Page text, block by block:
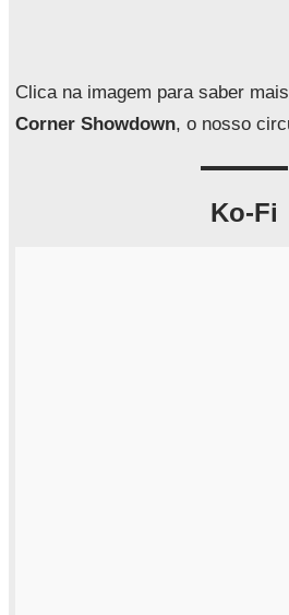
a
Clica na imagem para saber
Corner Showdown, o nosso
Ko-Fi